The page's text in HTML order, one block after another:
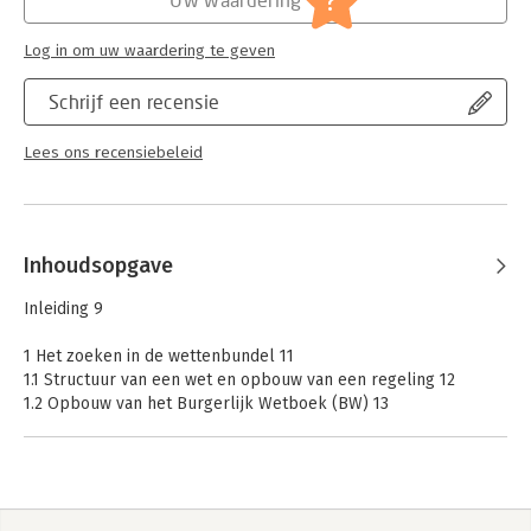
Serie:
Juridische informatievaardigheden
Schrijf een recensie
Lees ons recensiebeleid
Log in om uw waardering te geven
Inhoudsopgave
Inleiding 9
1 Het zoeken in de wettenbundel 11
1.1 Structuur van een wet en opbouw van een regeling 12
1.2 Opbouw van het Burgerlijk Wetboek (BW) 13